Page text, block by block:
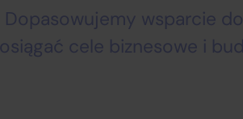
Dopasowujemy wsparcie
osiągać cele biznesowe i